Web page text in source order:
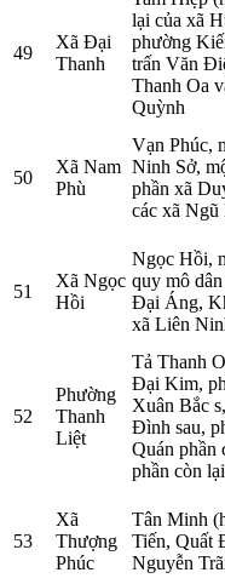
49
Xã Đại
Thanh
lại của xã
phường
trấn Văn
Thanh Oa
Quỳnh
50
Xã Nam
Phù
Vạn Phúc,
Ninh Sở,
phần xã
các xã
51
Xã Ngọc
Hồi
Ngọc Hồi,
quy mô
Đại Áng,
xã Liên
52
Phường
Thanh
Liệt
Tả Thanh
Đại Kim,
Xuân Bắc
Đình sau,
Quán phần
phần còn
53
Xã
Thượng
Phúc
Tân Minh
Tiến, Quất
Nguyễn